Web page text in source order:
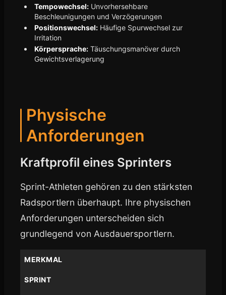
Tempowechsel: Unvorhersehbare
Beschleunigungen und Verzögerungen
Positionswechsel: Häufige Spurwechsel zur
Irritation
Körpersprache: Täuschungsmanöver durch
Gewichtsverlagerung
Physische
Anforderungen
Kraftprofil eines Sprinters
Sprint-Athleten gehören zu den stärksten
Radsportlern überhaupt. Ihre physischen
Anforderungen unterscheiden sich
grundlegend von Ausdauersportlern.
MERKMAL
SPRINT